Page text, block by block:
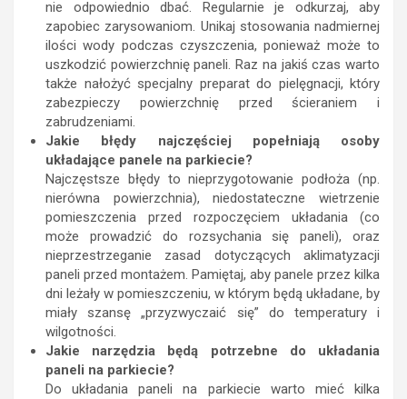
nie odpowiednio dbać. Regularnie je odkurzaj, aby
zapobiec zarysowaniom. Unikaj stosowania nadmiernej
ilości wody podczas czyszczenia, ponieważ może to
uszkodzić powierzchnię paneli. Raz na jakiś czas warto
także nałożyć specjalny preparat do pielęgnacji, który
zabezpieczy powierzchnię przed ścieraniem i
zabrudzeniami.
Jakie błędy najczęściej popełniają osoby
układające panele na parkiecie?
Najczęstsze błędy to nieprzygotowanie podłoża (np.
nierówna powierzchnia), niedostateczne wietrzenie
pomieszczenia przed rozpoczęciem układania (co
może prowadzić do rozsychania się paneli), oraz
nieprzestrzeganie zasad dotyczących aklimatyzacji
paneli przed montażem. Pamiętaj, aby panele przez kilka
dni leżały w pomieszczeniu, w którym będą układane, by
miały szansę „przyzwyczaić się” do temperatury i
wilgotności.
Jakie narzędzia będą potrzebne do układania
paneli na parkiecie?
Do układania paneli na parkiecie warto mieć kilka